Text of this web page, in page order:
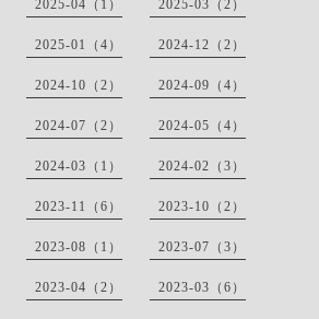
2025-04（1） 2025-03（2）
2025-01（4） 2024-12（2）
2024-10（2） 2024-09（4）
2024-07（2） 2024-05（4）
2024-03（1） 2024-02（3）
2023-11（6） 2023-10（2）
2023-08（1） 2023-07（3）
2023-04（2） 2023-03（6）